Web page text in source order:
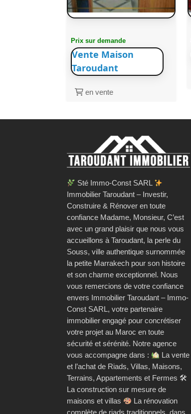
Prix sur demande
Vente Maison
Taroudant
en vente
Sté Immo-Const SARL
Immobilier Taroudant – Investir,
Construire & Rénover en toute
confiance Madame, Monsieur, C’est
avec un grand plaisir que nous vous
accueillons à Taroudant, la perle du
Souss, ville authentique surnommée
la petite Marrakech pour son histoire
et son charme exceptionnel. Nous
vous remercions de votre confiance
envers Immobilier Taroudant – Immo-
Const SARL, votre partenaire
immobilier engagé pour concrétiser
votre projet au Maroc en toute
sécurité et sérénité. Notre agence
vous accompagne dans :
La vente
et l’achat de Riads, Villas, Maisons,
Terrains, Appartements et Fermes 🛠
La construction sur mesure de
maisons et villas
La rénovation